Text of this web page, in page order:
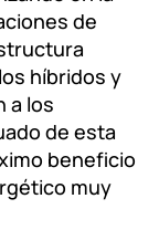
de
híbridos y
a los
de esta
beneficio
muy